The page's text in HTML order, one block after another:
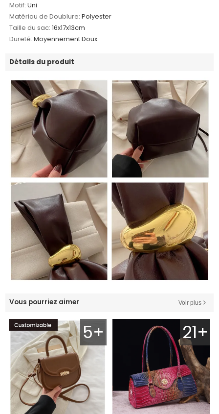
Motif: Uni
Matériau de Doublure: Polyester
Taille du sac: 16x17x13cm
Dureté: Moyennement Doux
Détails du produit
Vous pourriez aimer Voir plus
5+ 21+